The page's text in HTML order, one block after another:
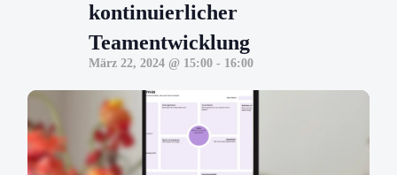
kontinuierlicher
Teamentwicklung
März 22, 2024 @ 15:00 - 16:00